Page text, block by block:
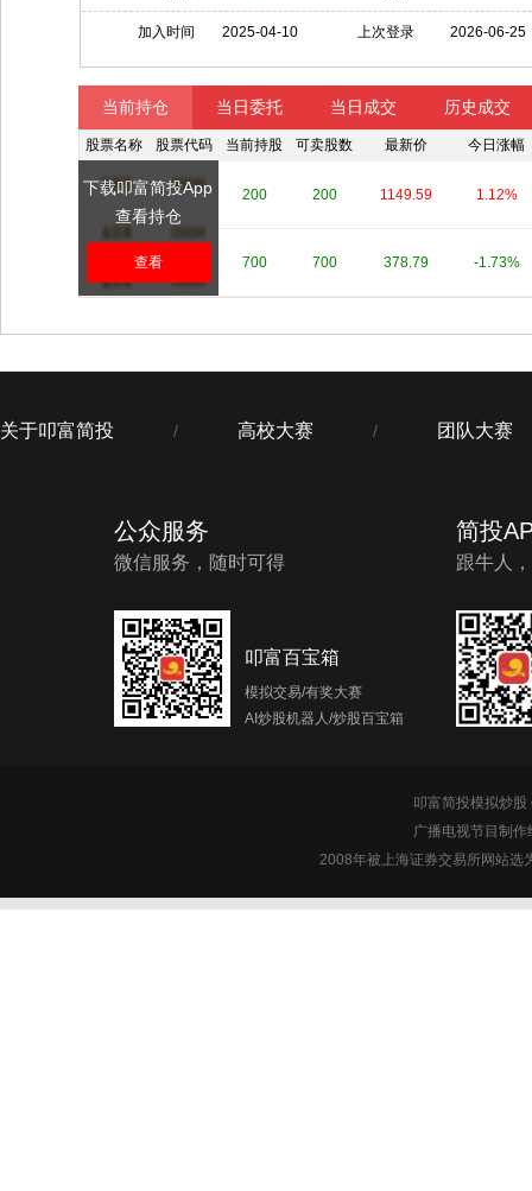
加入时间 2025-04-10 上次登录 2026-06-25
当前持仓 当日委托 当日成交 历史成交
股票名称 股票代码 当前持股 可卖股数 最新价 今日涨幅
**** **** 200 200 1149.59 1.12%
700 700 378.79 -1.73%
下载叩富简投App
查看持仓
查看
关于叩富简投 / 高校大赛 / 团队大赛
公众服务
微信服务，随时可得
叩富百宝箱
模拟交易/有奖大赛
AI炒股机器人/炒股百宝箱
简投
跟牛人
叩富简投模拟炒
广播电视节目制
2008年被上海证券交易所网站选